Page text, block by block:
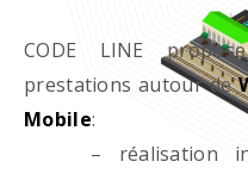
CODE LINE
prestations autour de
Mobile:
– réalisation